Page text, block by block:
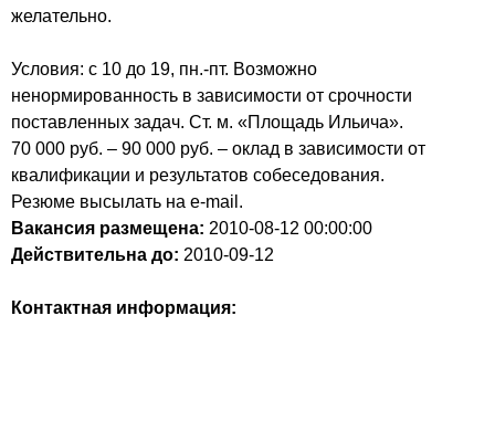
желательно.
Условия: с 10 до 19, пн.-пт. Возможно
ненормированность в зависимости от срочности
поставленных задач. Ст. м. «Площадь Ильича».
70 000 руб. – 90 000 руб. – оклад в зависимости от
квалификации и результатов собеседования.
Резюме высылать на e-mail.
Вакансия размещена: 2010-08-12 00:00:00
Действительна до: 2010-09-12
Контактная информация: